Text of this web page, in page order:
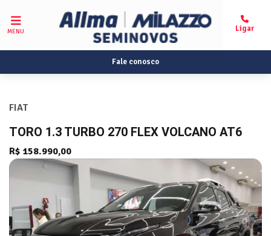
MENU
Fale conosco
FIAT
TORO 1.3 TURBO 270 FLEX VOLCANO AT6
R$ 158.990,00